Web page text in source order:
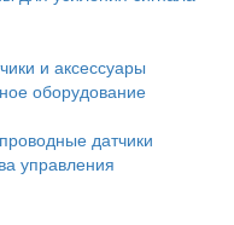
и аксессуары
оборудование
датчики
управления